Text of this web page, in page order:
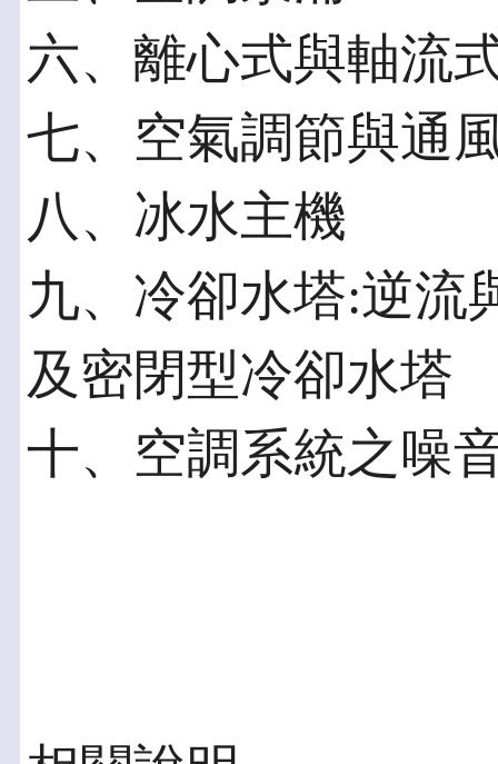
六、離心式與軸流
七、空氣調節與通
八、冰水主機
九、冷卻水塔:逆流
及密閉型冷卻水塔
十、空調系統之噪